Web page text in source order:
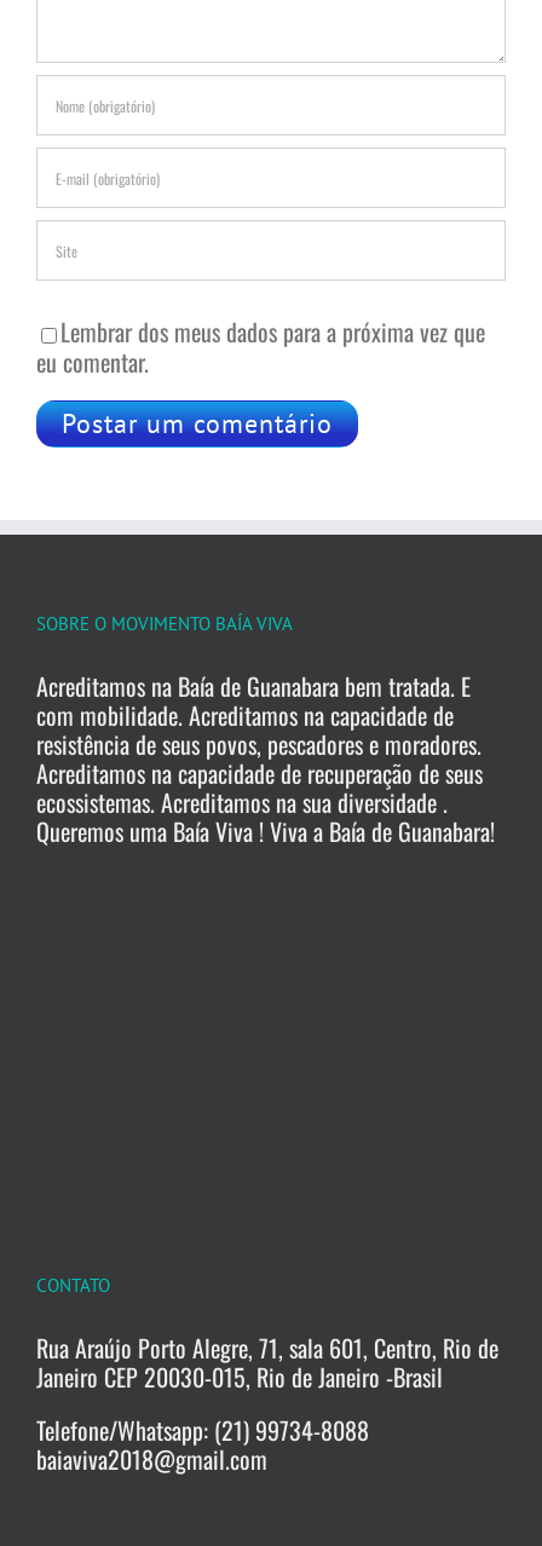
Lembrar dos meus dados para a próxima vez que
eu comentar.
SOBRE O MOVIMENTO BAÍA VIVA
Acreditamos na Baía de Guanabara bem tratada. E
com mobilidade. Acreditamos na capacidade de
resistência de seus povos, pescadores e moradores.
Acreditamos na capacidade de recuperação de seus
ecossistemas. Acreditamos na sua diversidade .
Queremos uma Baía Viva ! Viva a Baía de Guanabara!
CONTATO
Rua Araújo Porto Alegre, 71, sala 601, Centro, Rio de
Janeiro CEP 20030-015, Rio de Janeiro -Brasil
Telefone/Whatsapp: (21) 99734-8088
baiaviva2018@gmail.com